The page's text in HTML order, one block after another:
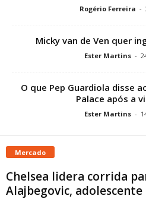
Rogério Ferreira -
Micky van de Ven quer
Ester Martins -
O que Pep Guardiola disse
Palace após a
Ester Martins -
Mercado
Chelsea lidera corrida
Alajbegovic, adolescente